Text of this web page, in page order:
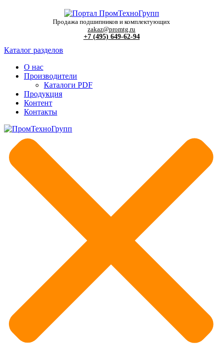
Продажа подшипников и комплектующих
zakaz@promtg.ru
+7 (495) 649-62-94
Каталог разделов
О нас
Производители
Каталоги PDF
Продукция
Контент
Контакты